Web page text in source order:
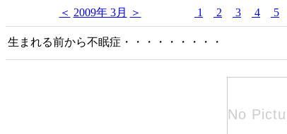
＜ 2009年 3月 ＞ 1 2 3 4 5
生まれる前から不眠症・・・・・・・・・